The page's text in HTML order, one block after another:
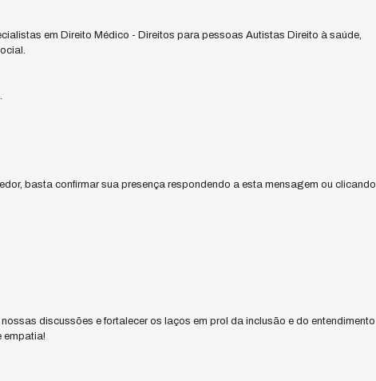
em Direito Médico - Direitos para pessoas Autistas Direito à saúde,
basta confirmar sua presença respondendo a esta mensagem ou clicando
discussões e fortalecer os laços em prol da inclusão e do entendimento
empatia!